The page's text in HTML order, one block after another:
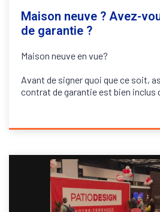
Maison neuve ? Avez-
de garantie ?
Maison neuve en vue?
Avant de signer quoi que ce soit,
contrat de garantie est bien inclus